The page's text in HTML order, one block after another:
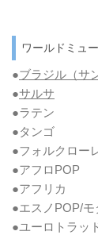
ワールドミュ
●ブラジル（サ
●サルサ
●ラテン
●タンゴ
●フォルクロー
●アフロPOP
●アフリカ
●エスノPOP/
●ユーロトラッ